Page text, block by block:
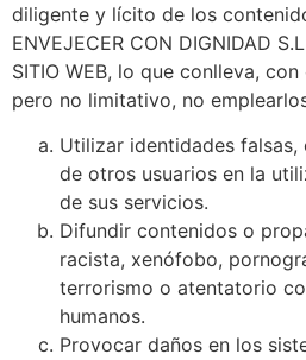
diligente y lícito de los
ENVEJECER CON DIGNIDAD
SITIO WEB, lo que conlleva,
pero no limitativo, no
Utilizar identidades
de otros usuarios en la
de sus servicios.
Difundir contenidos o
racista, xenófobo,
terrorismo o atentatorio
humanos.
Provocar daños en los